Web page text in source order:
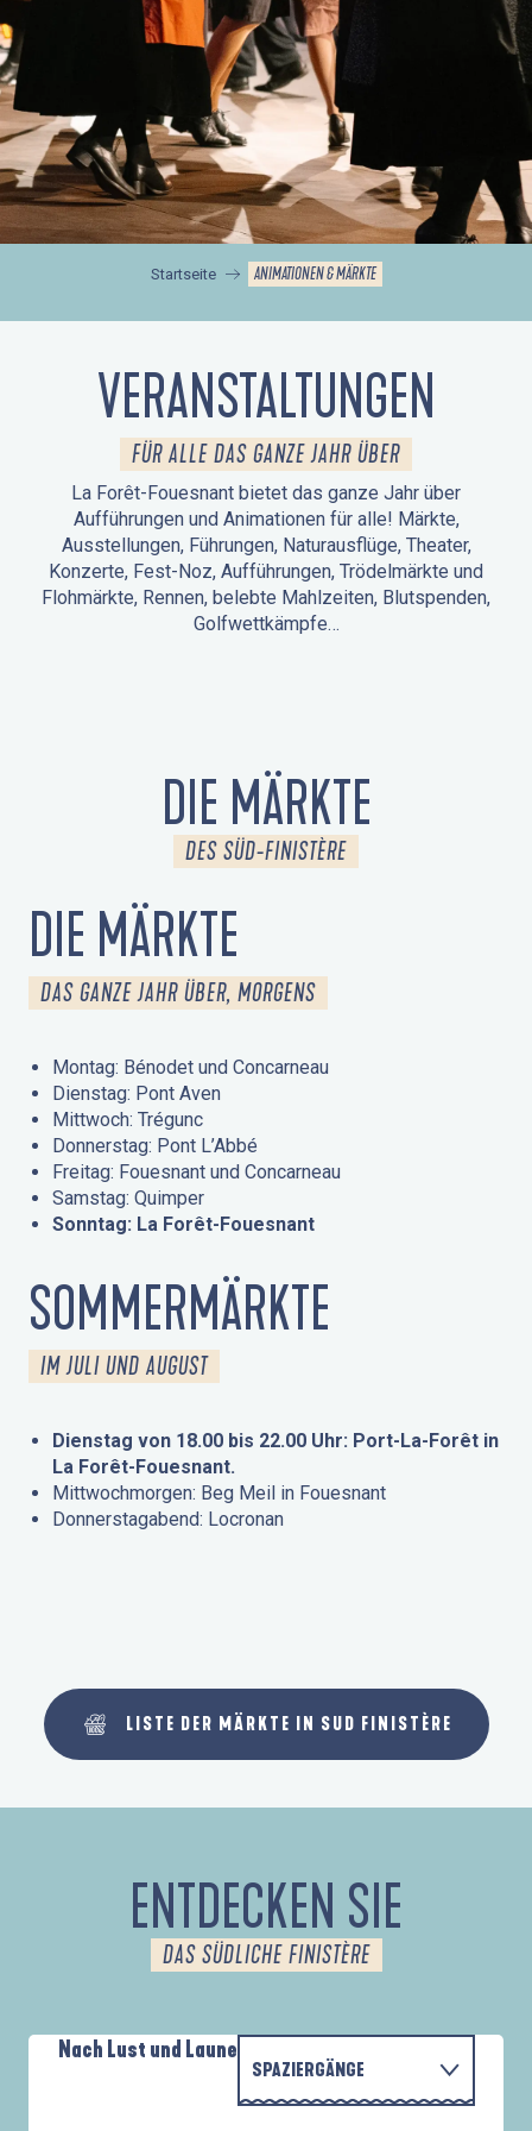
Startseite ANIMATIONEN & MÄRKTE
VERANSTALTUNGEN
FÜR ALLE DAS GANZE JAHR ÜBER
La Forêt-Fouesnant bietet das ganze Jahr über
Aufführungen und Animationen für alle! Märkte,
Ausstellungen, Führungen, Naturausflüge, Theater,
Konzerte, Fest-Noz, Aufführungen, Trödelmärkte und
Flohmärkte, Rennen, belebte Mahlzeiten, Blutspenden,
Golfwettkämpfe…
DIE MÄRKTE
DES SÜD-FINISTÈRE
DIE MÄRKTE
DAS GANZE JAHR ÜBER, MORGENS
Montag: Bénodet und Concarneau
Dienstag: Pont Aven
Mittwoch: Trégunc
Donnerstag: Pont L’Abbé
Freitag: Fouesnant und Concarneau
Samstag: Quimper
Sonntag: La Forêt-Fouesnant
SOMMERMÄRKTE
IM JULI UND AUGUST
Dienstag von 18.00 bis 22.00 Uhr: Port-La-Forêt in
La Forêt-Fouesnant.
Mittwochmorgen: Beg Meil in Fouesnant
Donnerstagabend: Locronan
LISTE DER MÄRKTE IN SUD FINISTÈRE
ENTDECKEN SIE
DAS SÜDLICHE FINISTÈRE
Nach Lust und Laune
SPAZIERGÄNGE